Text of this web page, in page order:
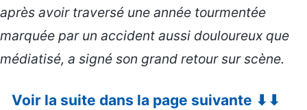
après avoir traversé une année tourmentée
marquée par un accident aussi douloureux que
médiatisé, a signé son grand retour sur scène.
Voir la suite dans la page suivante ⬇⬇